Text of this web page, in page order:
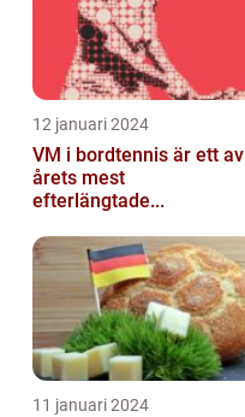
12 januari 2024
VM i bordtennis är ett av
årets mest
efterlängtade...
11 januari 2024